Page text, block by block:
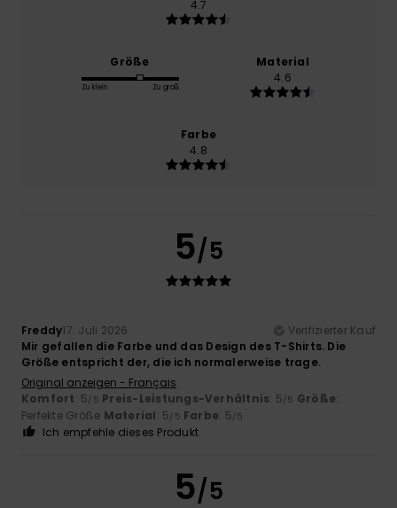
4.7
Größe
Zu klein Zu groß
Material
4.6
Farbe
4.8
5/5
Freddy17. Juli 2026
Verifizierter Kauf
Mir gefallen die Farbe und das Design des T-Shirts. Die
Größe entspricht der, die ich normalerweise trage.
Original anzeigen - Français
Komfort: 5/5 Preis-Leistungs-Verhältnis: 5/5 Größe:
Perfekte Größe Material: 5/5 Farbe: 5/5
Ich empfehle dieses Produkt
5/5